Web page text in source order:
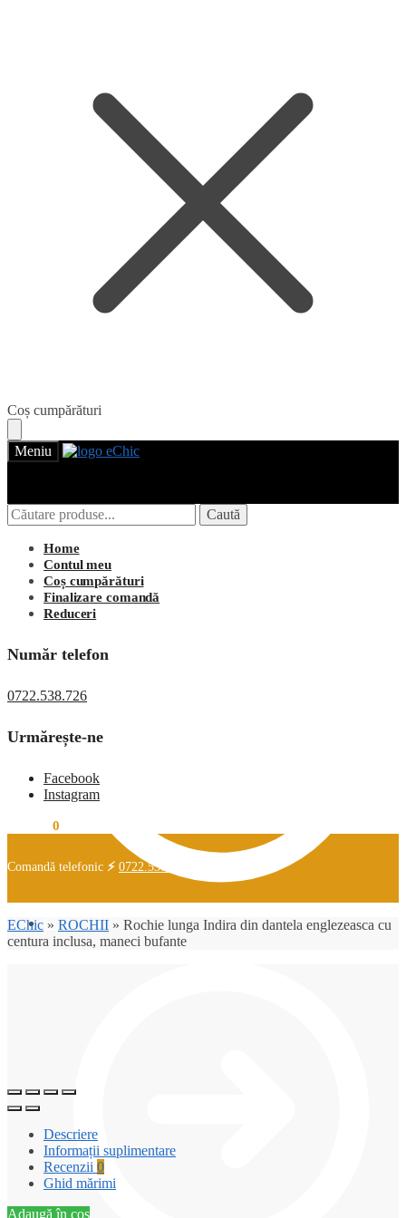
Skip
to
navigation
Skip
to
content
Coș cumpărături
Meniu
Caută
după:
Caută
Login
Coș
Caută
după:
Caută
Home
Contul meu
Coș cumpărături
Finalizare comandă
Reduceri
Număr telefon
0722.538.726
Urmărește-ne
Facebook
Instagram
0
Comandă telefonic ⚡ 0722.538.726
EChic » ROCHII » Rochie lunga Indira din dantela englezeasca cu
centura inclusa, maneci bufante
Descriere
Informații suplimentare
Recenzii 0
Ghid mărimi
Adaugă în coș